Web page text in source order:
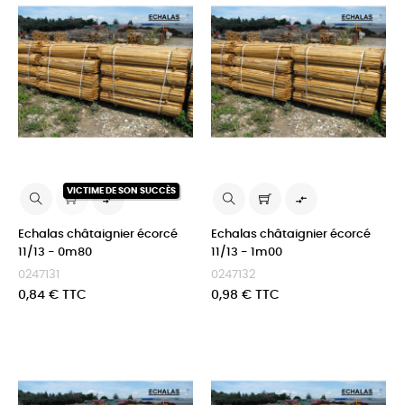
VICTIME DE SON SUCCÈS

Echalas châtaignier écorcé
11/13 - 0m80
0247131
Prix
0,84 € TTC

Echalas châtaignier écorcé
11/13 - 1m00
0247132
Prix
0,98 € TTC